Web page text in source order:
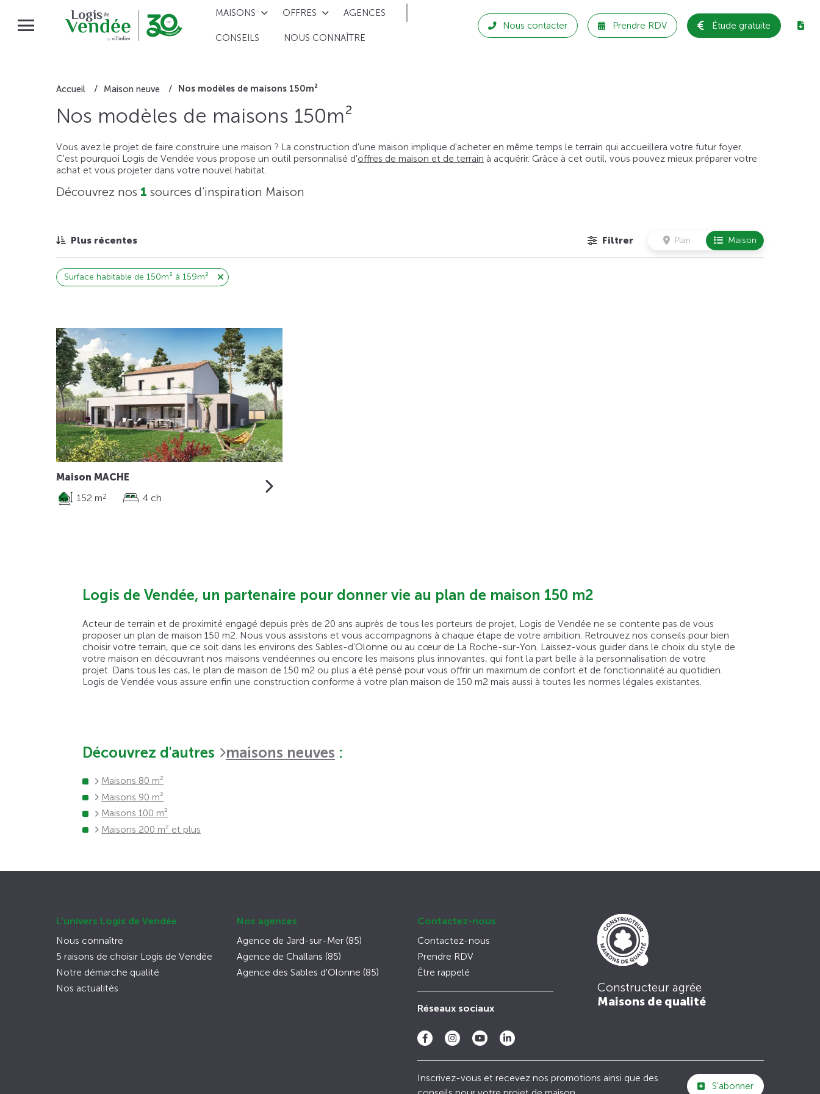
MAISONS OFFRES AGENCES
CONSEILS NOUS CONNAÎTRE
Nous contacter Prendre RDV Étude gratuite
Accueil Maison neuve Nos modèles de maisons 150m²
Nos modèles de maisons 150m²
Vous avez le projet de faire construire une maison ? La construction d'une maison implique d'acheter en même temps le terrain qui accueillera votre futur foyer.
C'est pourquoi Logis de Vendée vous propose un outil personnalisé d'offres de maison et de terrain à acquérir. Grâce à cet outil, vous pouvez mieux préparer votre
achat et vous projeter dans votre nouvel habitat.
Découvrez nos 1 sources d'inspiration Maison
Plus récentes Filtrer Plan Maison
Surface habitable de 150m² à 159m²
Maison MACHE
152 m2 4 ch
Logis de Vendée, un partenaire pour donner vie au plan de maison 150 m2
Acteur de terrain et de proximité engagé depuis près de 20 ans auprès de tous les porteurs de projet, Logis de Vendée ne se contente pas de vous
proposer un plan de maison 150 m2. Nous vous assistons et vous accompagnons à chaque étape de votre ambition. Retrouvez nos conseils pour bien
choisir votre terrain, que ce soit dans les environs des Sables-d’Olonne ou au cœur de La Roche-sur-Yon. Laissez-vous guider dans le choix du style de
votre maison en découvrant nos maisons vendéennes ou encore les maisons plus innovantes, qui font la part belle à la personnalisation de votre
projet. Dans tous les cas, le plan de maison de 150 m2 ou plus a été pensé pour vous offrir un maximum de confort et de fonctionnalité au quotidien.
Logis de Vendée vous assure enfin une construction conforme à votre plan maison de 150 m2 mais aussi à toutes les normes légales existantes.
Découvrez d'autres maisons neuves :
Maisons 80 m²
Maisons 90 m²
Maisons 100 m²
Maisons 200 m² et plus
L'univers Logis de Vendée
Nous connaître
5 raisons de choisir Logis de Vendée
Notre démarche qualité
Nos actualités
Nos agences
Agence de Jard-sur-Mer (85)
Agence de Challans (85)
Agence des Sables d'Olonne (85)
Contactez-nous
Contactez-nous
Prendre RDV
Être rappelé
Réseaux sociaux
Constructeur agrée
Maisons de qualité
Inscrivez-vous et recevez nos promotions ainsi que des
S'abonner